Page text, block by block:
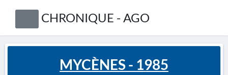
CHRONIQUE - AGO
MYCÈNES - 1985